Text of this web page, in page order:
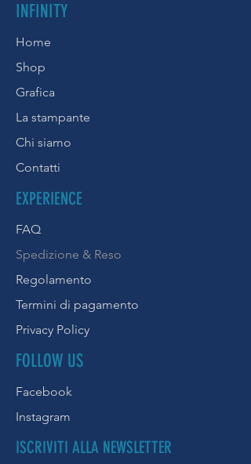
INFINITY
Home
Shop
Grafica
La stampante
Chi siamo
Contatti
EXPERIENCE
FAQ
Spedizione & Reso
Regolamento
Termini di pagamento
Privacy Policy
FOLLOW US
Facebook
Instagram
ISCRIVITI ALLA NEWSLETTER